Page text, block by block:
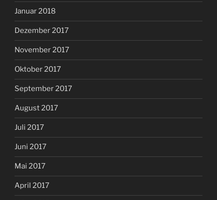
Januar 2018
Dezember 2017
November 2017
Oktober 2017
September 2017
August 2017
Juli 2017
Juni 2017
Mai 2017
April 2017